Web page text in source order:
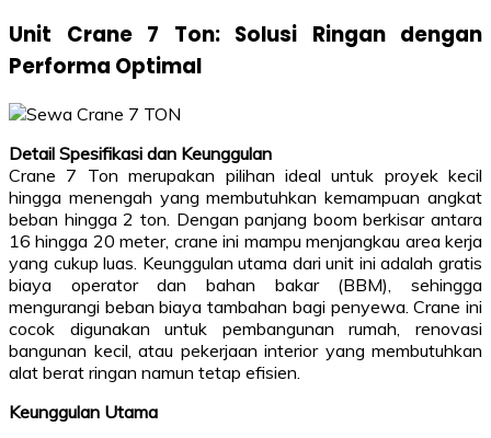
Unit Crane 7 Ton: Solusi Ringan dengan
Performa Optimal
Detail Spesifikasi dan Keunggulan
Crane 7 Ton merupakan pilihan ideal untuk proyek kecil
hingga menengah yang membutuhkan kemampuan angkat
beban hingga 2 ton. Dengan panjang boom berkisar antara
16 hingga 20 meter, crane ini mampu menjangkau area kerja
yang cukup luas. Keunggulan utama dari unit ini adalah gratis
biaya operator dan bahan bakar (BBM), sehingga
mengurangi beban biaya tambahan bagi penyewa. Crane ini
cocok digunakan untuk pembangunan rumah, renovasi
bangunan kecil, atau pekerjaan interior yang membutuhkan
alat berat ringan namun tetap efisien.
Keunggulan Utama